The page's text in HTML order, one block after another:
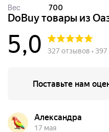
Вес
700